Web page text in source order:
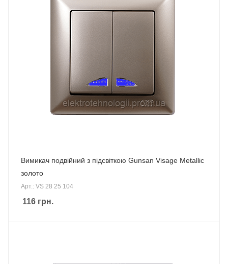
Вимикач подвійний з підсвіткою Gunsan Visage Metallic
золото
Арт.: VS 28 25 104
116 грн.